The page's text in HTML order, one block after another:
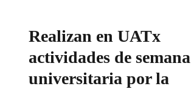
Realizan en UATx
actividades de semana
universitaria por la